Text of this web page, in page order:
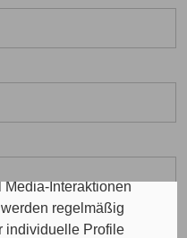
Interaktionen, für
Werbung.
maximal sechs
Media-Interaktionen
regelmäßig
individuelle Profile